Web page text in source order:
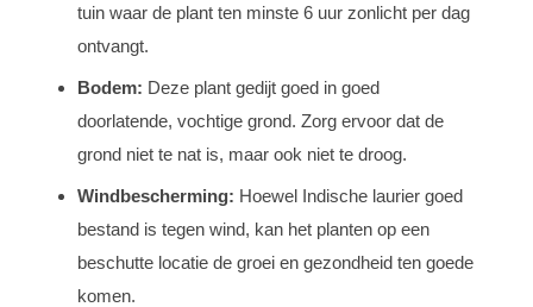
tuin waar de plant ten minste 6 uur zonlicht per dag
ontvangt.
Bodem: Deze plant gedijt goed in goed
doorlatende, vochtige grond. Zorg ervoor dat de
grond niet te nat is, maar ook niet te droog.
Windbescherming: Hoewel Indische laurier goed
bestand is tegen wind, kan het planten op een
beschutte locatie de groei en gezondheid ten goede
komen.